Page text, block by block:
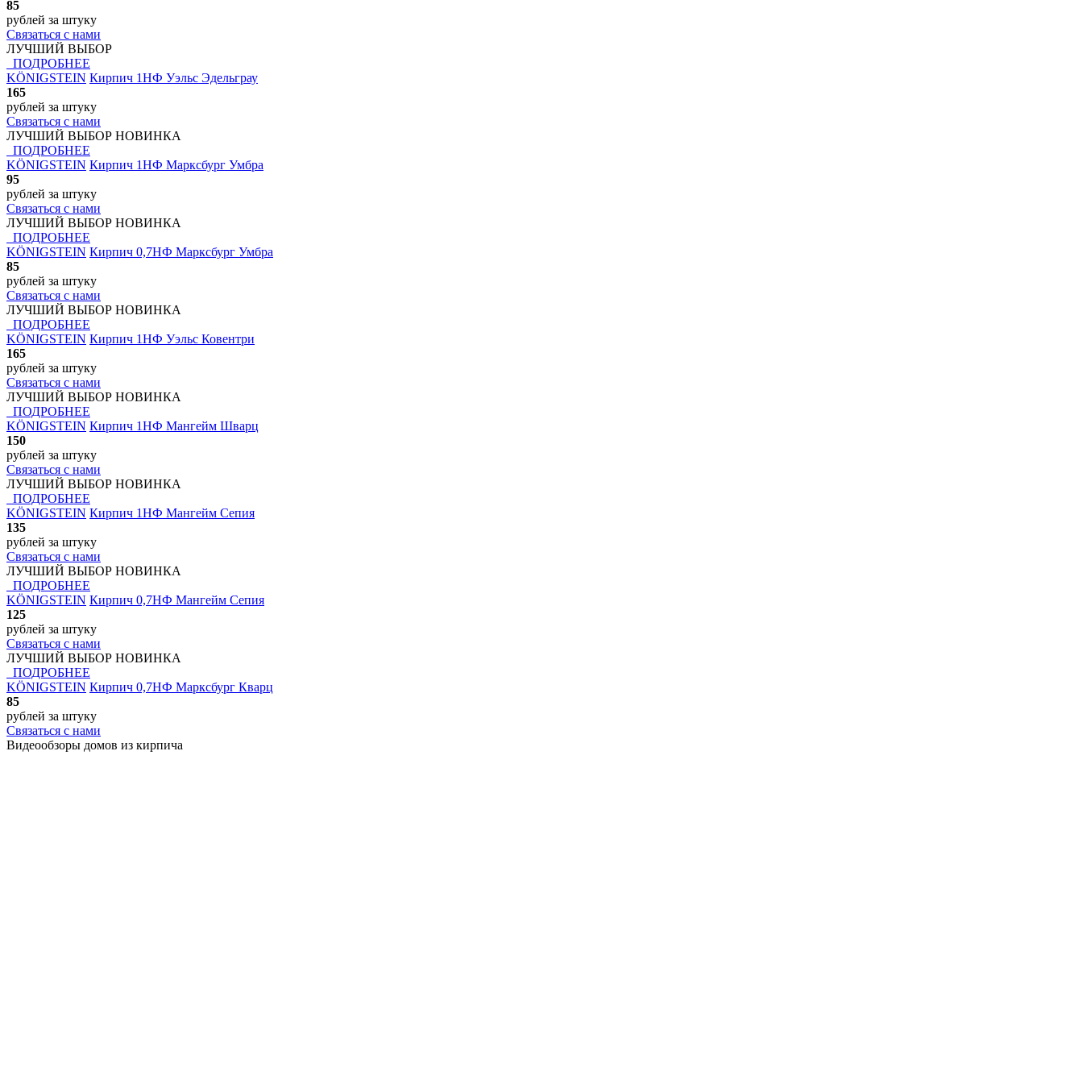
85
рублей за штуку
Связаться с нами
ЛУЧШИЙ ВЫБОР
ПОДРОБНЕЕ
KÖNIGSTEIN Кирпич 1НФ Уэльс Эдельграу
165
рублей за штуку
Связаться с нами
ЛУЧШИЙ ВЫБОР НОВИНКА
ПОДРОБНЕЕ
KÖNIGSTEIN Кирпич 1НФ Марксбург Умбра
95
рублей за штуку
Связаться с нами
ЛУЧШИЙ ВЫБОР НОВИНКА
ПОДРОБНЕЕ
KÖNIGSTEIN Кирпич 0,7НФ Марксбург Умбра
85
рублей за штуку
Связаться с нами
ЛУЧШИЙ ВЫБОР НОВИНКА
ПОДРОБНЕЕ
KÖNIGSTEIN Кирпич 1НФ Уэльс Ковентри
165
рублей за штуку
Связаться с нами
ЛУЧШИЙ ВЫБОР НОВИНКА
ПОДРОБНЕЕ
KÖNIGSTEIN Кирпич 1НФ Мангейм Шварц
150
рублей за штуку
Связаться с нами
ЛУЧШИЙ ВЫБОР НОВИНКА
ПОДРОБНЕЕ
KÖNIGSTEIN Кирпич 1НФ Мангейм Сепия
135
рублей за штуку
Связаться с нами
ЛУЧШИЙ ВЫБОР НОВИНКА
ПОДРОБНЕЕ
KÖNIGSTEIN Кирпич 0,7НФ Мангейм Сепия
125
рублей за штуку
Связаться с нами
ЛУЧШИЙ ВЫБОР НОВИНКА
ПОДРОБНЕЕ
KÖNIGSTEIN Кирпич 0,7НФ Марксбург Кварц
85
рублей за штуку
Связаться с нами
Видеообзоры домов из кирпича